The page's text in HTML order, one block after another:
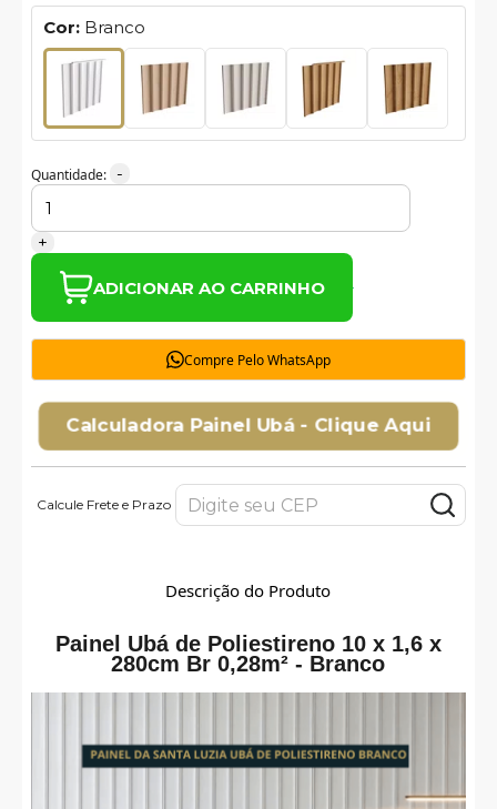
Cor: Branco
Quantidade: -
+
ADICIONAR AO CARRINHO
Compre Pelo WhatsApp
Calculadora Painel Ubá - Clique Aqui
Calcule Frete e Prazo
Descrição do Produto
Painel Ubá de Poliestireno 10 x 1,6 x
280cm Br 0,28m² - Branco